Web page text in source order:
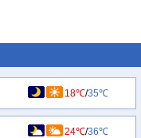
18℃/35℃
24℃/36℃